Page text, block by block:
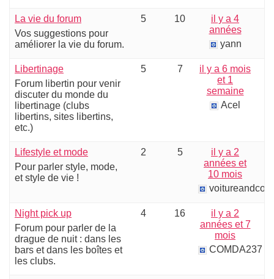
La vie du forum
Vos suggestions pour
améliorer la vie du forum.
5 10
il y a 4
années
yann
Libertinage
Forum libertin pour venir
discuter du monde du
libertinage (clubs
libertins, sites libertins,
etc.)
5 7
il y a 6 mois
et 1
semaine
Acel
Lifestyle et mode
Pour parler style, mode,
et style de vie !
2 5
il y a 2
années et
10 mois
voitureandcoo
Night pick up
Forum pour parler de la
drague de nuit : dans les
bars et dans les boîtes et
les clubs.
4 16
il y a 2
années et 7
mois
COMDA237